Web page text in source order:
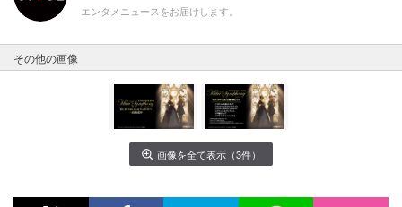
エンタメニュースをお届けします。
その他の画像
画像を全て表示（3件）